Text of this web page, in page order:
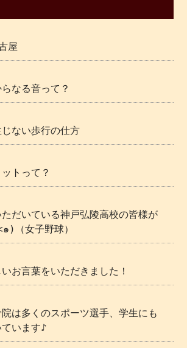
屋
なる音って？
ない歩行の仕方
トって？
だいている神戸弘陵高校の皆様が
)（女子野球）
お言葉をいただきました！
は多くのスポーツ選手、学生にも
います♪